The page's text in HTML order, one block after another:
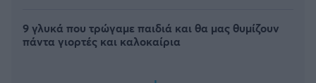
9 γλυκά που τρώγαμε παιδιά και θα μας θυμίζουν
πάντα γιορτές και καλοκαίρια